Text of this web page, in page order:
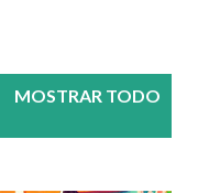
MOSTRAR TODO